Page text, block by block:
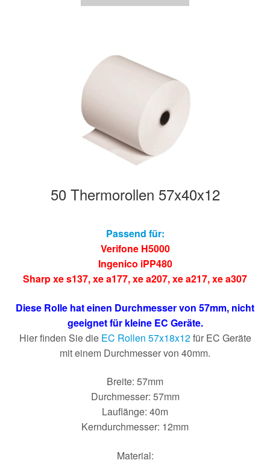
50 Thermorollen 57x40x12
Passend für:
Verifone H5000
Ingenico iPP480
Sharp xe s137,xe a177,xe a207,xe a217,xe a307
Diese Rolle hat einen Durchmesser von 57mm, nicht
geeignet für kleine EC Geräte.
Hier finden Sie die EC Rollen 57x18x12für EC Geräte
mit einem Durchmesser von 40mm.
Breite: 57mm
Durchmesser: 57mm
Lauflänge: 40m
Kerndurchmesser: 12mm
Material: